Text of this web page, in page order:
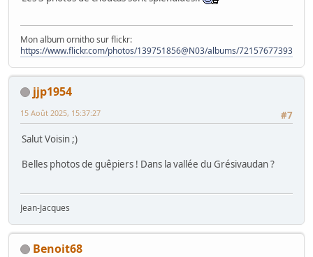
Mon album ornitho sur flickr:
https://www.flickr.com/photos/139751856@N03/albums/
jjp1954
#7
15 Août 2025, 15:37:27
Salut Voisin ;)
Belles photos de guêpiers ! Dans la vallée du Grésivaudan ?
Jean-Jacques
Benoit68